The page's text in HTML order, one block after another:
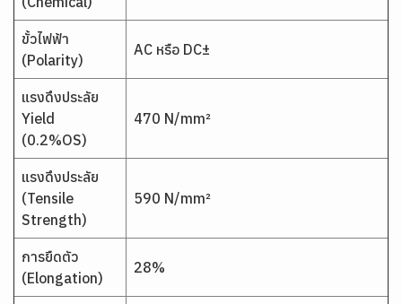
ขั้วไฟฟ้า
(Polarity)
AC หรือ DC±
แรงดึงประลัย
Yield
(0.2%OS)
470 N/mm²
แรงดึงประลัย
(Tensile
Strength)
590 N/mm²
การยืดตัว
(Elongation)
28%